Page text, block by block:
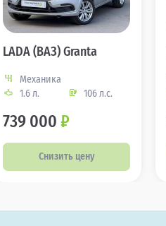
LADA (ВАЗ) Granta
Механика
1.6 л.
106 л.с.
739 000 ₽
Снизить цену